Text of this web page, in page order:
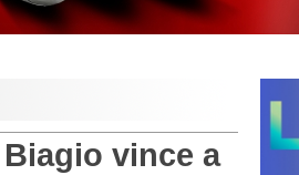
Biagio vince a